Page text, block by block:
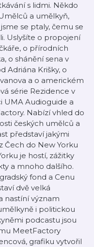
s lidmi. Někdo
a umělkyň,
se ptaly, čemu se
Uslyšíte o propojení
o přírodních
o shánění sena v
Adriána Krišky, o
a o americkém
série Rezidence v
UMA Audioguide a
Nabízí vhled do
českých umělců a
představí jakými
Čech do New Yorku
je hostí, zážitky
a mnoho dalšího.
fond a Cenu
dvě velká
nastíní význam
i politickou
podcastu jsou
MeetFactory
grafiku vytvořil